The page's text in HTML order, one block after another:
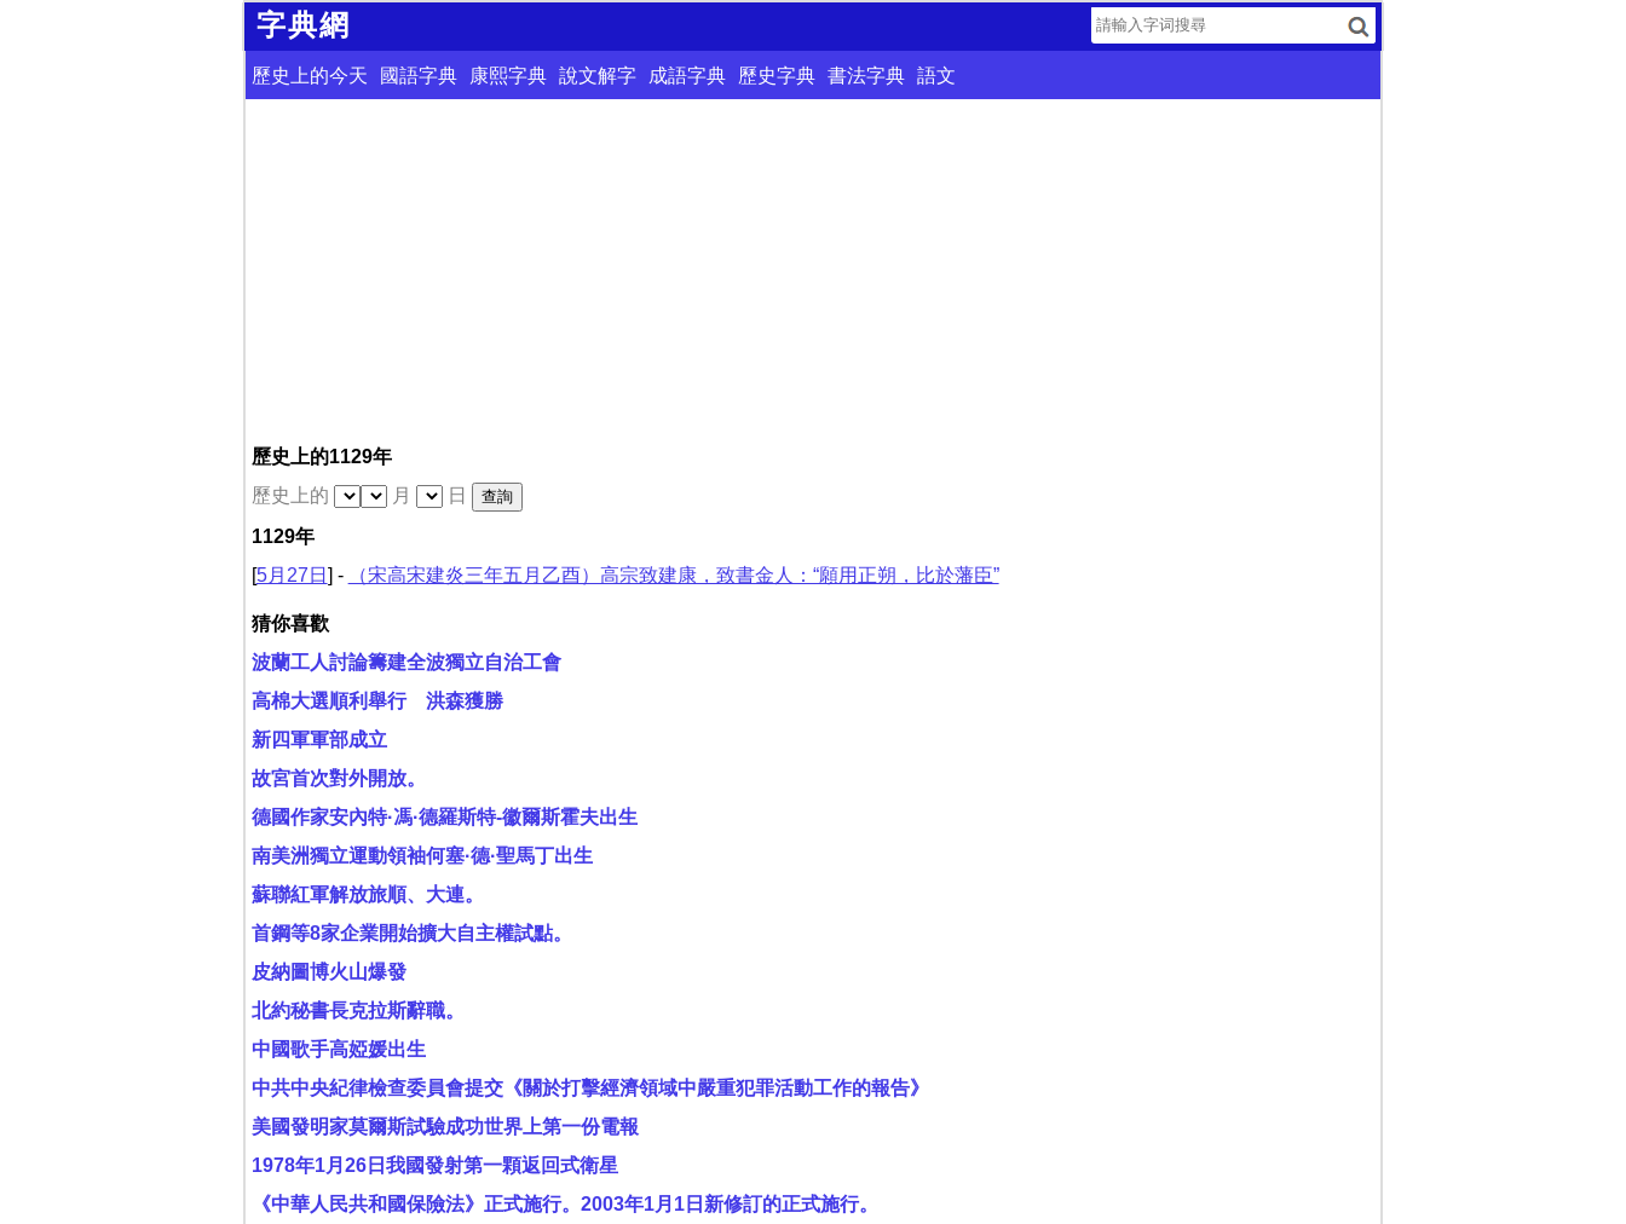
字典網
歷史上的今天 國語字典 康熙字典 說文解字 成語字典 歷史字典 書法字典 語文
歷史上的1129年
歷史上的
月
日
1129年
[5月27日 ] - （宋高宋建炎三年五月乙酉）高宗致建康，致書金人：“願用正朔，比於藩臣”
猜你喜歡
波蘭工人討論籌建全波獨立自治工會
高棉大選順利舉行 洪森獲勝
新四軍軍部成立
故宮首次對外開放。
德國作家安內特·馮·德羅斯特-徽爾斯霍夫出生
南美洲獨立運動領袖何塞·德·聖馬丁出生
蘇聯紅軍解放旅順、大連。
首鋼等8家企業開始擴大自主權試點。
皮納圖博火山爆發
北約秘書長克拉斯辭職。
中國歌手高婭媛出生
中共中央紀律檢查委員會提交《關於打擊經濟領域中嚴重犯罪活動工作的報告》
美國發明家莫爾斯試驗成功世界上第一份電報
1978年1月26日我國發射第一顆返回式衛星
《中華人民共和國保險法》正式施行。2003年1月1日新修訂的正式施行。